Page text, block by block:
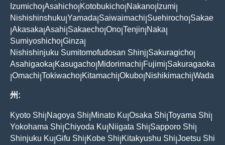
Izumicho Asahicho Kotobukicho Nakano Izumi
Nishishinshuku Yamada Saiwaimachi Suehirocho Sakae
Akasaka Asahi Sakaecho Ono Tenjin Naka
Sumiyoshicho Ginza
Nishishinjuku Sumitomofudosan Shinj Sakuragicho
Asahigaoka Kasugacho Midorimachi Fujimi Sakuragaoka
Omachi Tokiwacho Kitamachi Okubo Nishikimachi Wada
州:
Kyoto Shi Nagoya Shi Minato Ku Osaka Shi Toyama Shi
Yokohama Shi Chiyoda Ku Niigata Shi Sapporo Shi
Shinjuku Ku Gifu Shi Kobe Shi Kitakyushu Shi Joetsu Shi